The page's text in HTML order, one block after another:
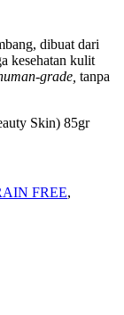
dibuat dari
kesehatan kulit
grade, tanpa
Skin) 85gr
FREE,